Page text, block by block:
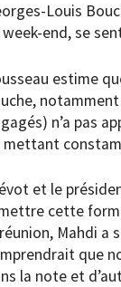
Louis
week-end, se
estime
n’a pas
mettant
et le
cette
Mahdi a
que
la note et